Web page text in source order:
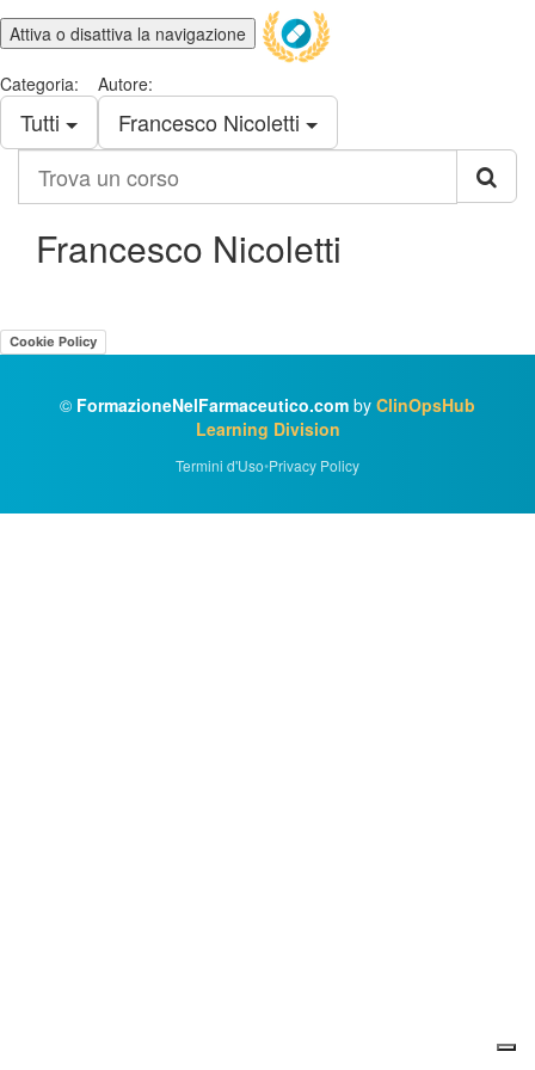
Attiva o disattiva la navigazione
Categoria:
Tutti
Autore:
Francesco Nicoletti
corso
Francesco Nicoletti
Cookie Policy
© FormazioneNelFarmaceutico.com by ClinOpsHub
Learning Division
Termini d'Uso•Privacy Policy